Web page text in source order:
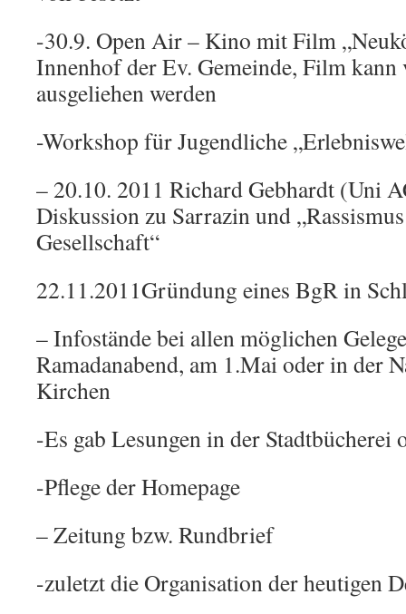
-30.9. Open Air – Kino mit Film
Innenhof der Ev. Gemeinde, Film kann
ausgeliehen werden
-Workshop für Jugendliche
– 20.10. 2011 Richard Gebhardt (Uni
Diskussion zu Sarrazin und
Gesellschaft“
22.11.2011Gründung eines BgR in
– Infostände bei allen möglichen
Ramadanabend, am 1.Mai oder in der
Kirchen
-Es gab Lesungen in der Stadtbücherei
-Pflege der Homepage
– Zeitung bzw. Rundbrief
-zuletzt die Organisation der heutigen